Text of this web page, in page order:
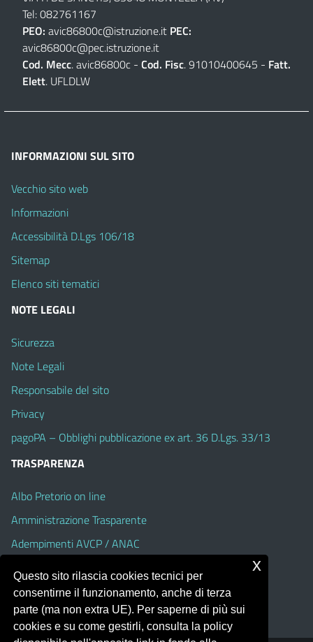
Tel: 082761167
PEO: avic86800c@istruzione.it PEC:
avic86800c@pec.istruzione.it
Cod. Mecc. avic86800c - Cod. Fisc. 91010400645 - Fatt.
Elett. UFLDLW
INFORMAZIONI SUL SITO
Vecchio sito web
Informazioni
Accessibilità D.Lgs 106/18
Sitemap
Elenco siti tematici
NOTE LEGALI
Sicurezza
Note Legali
Responsabile del sito
Privacy
pagoPA – Obblighi pubblicazione ex art. 36 D.Lgs. 33/13
TRASPARENZA
Albo Pretorio on line
Amministrazione Trasparente
Adempimenti AVCP / ANAC
Accesso Civico
Dichiarazione di accessibilità
Questo sito rilascia cookies tecnici per
consentirne il funzionamento, anche di terza
parte (ma non extra UE). Per saperne di più sui
cookies e su come gestirli, consulta la policy
x